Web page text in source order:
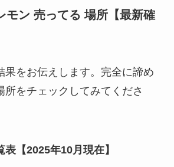
モン 売ってる 場所【最新確
果をお伝えします。完全に諦め
所をチェックしてみてくださ
【2025年10月現在】